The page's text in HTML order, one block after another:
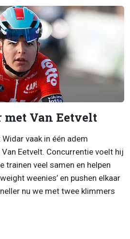
met Van Eetvelt
vaak in één adem
Eetvelt. Concurrentie voelt hij
trainen veel samen en helpen
weenies’ en pushen elkaar
nu we met twee klimmers